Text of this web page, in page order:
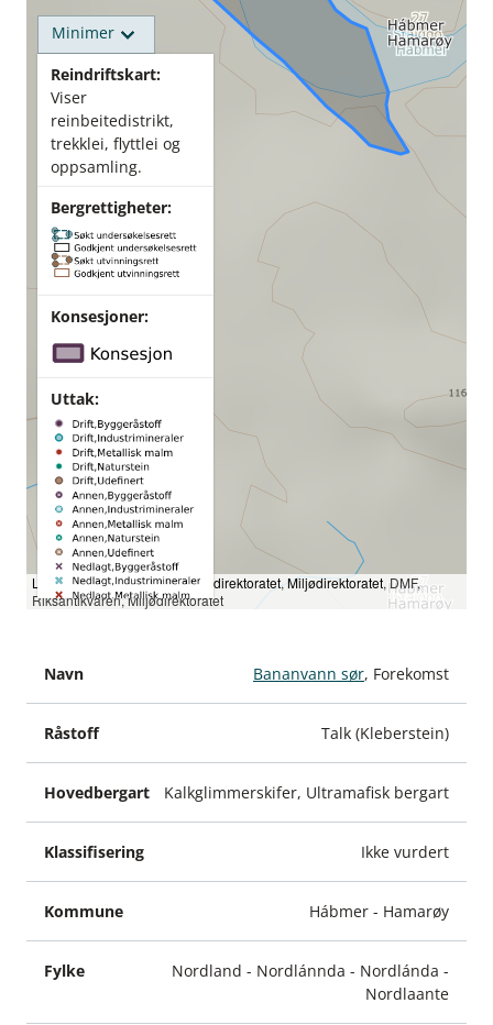
Leaflet |Kartverket,Landbruksdirektoratet, Miljødirektoratet, DMF,
Riksantikvaren, Miljødirektoratet
Minimer
Reindriftskart:
Viser
reinbeitedistrikt,
trekklei, flyttlei og
oppsamling.
Bergrettigheter:
Konsesjoner:
Uttak:
Hoved­
Klassifise­
Bananvann sør, Forekomst
Talk (Kleberstein)
Kalkglimmerskifer, Ultramafisk bergart
Ikke vurdert
Hábmer - Hamarøy
Nordland - Nordlánnda - Nordlánda -
Nordlaante